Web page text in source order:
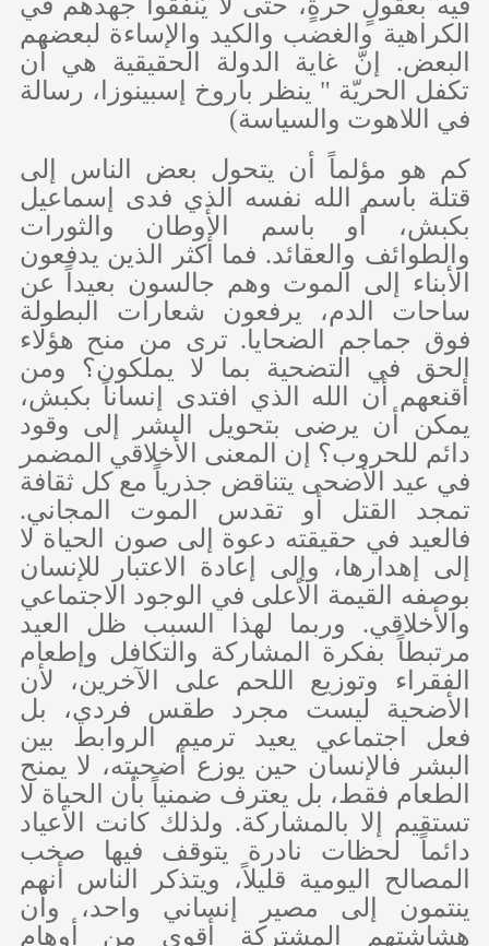
الكراهية والغضب والكيد والإساءة لبعضهم
البعض. إنّ غاية الدولة الحقيقية هي أن
تكفل الحريّة " ينظر باروخ إسبينوزا، رسالة
في اللاهوت والسياسة)
كم هو مؤلماً أن يتحول بعض الناس إلى
قتلة باسم الله نفسه الذي فدى إسماعيل
بكبش، أو باسم الأوطان والثورات
والطوائف والعقائد. فما أكثر الذين يدفعون
الأبناء إلى الموت وهم جالسون بعيداً عن
ساحات الدم، يرفعون شعارات البطولة
فوق جماجم الضحايا. ترى من منح هؤلاء
الحق في التضحية بما لا يملكون؟ ومن
أقنعهم أن الله الذي افتدى إنساناً بكبش،
يمكن أن يرضى بتحويل البشر إلى وقود
دائم للحروب؟ إن المعنى الأخلاقي المضمر
في عيد الأضحى يتناقض جذرياً مع كل ثقافة
تمجد القتل أو تقدس الموت المجاني.
فالعيد في حقيقته دعوة إلى صون الحياة لا
إلى إهدارها، وإلى إعادة الاعتبار للإنسان
بوصفه القيمة الأعلى في الوجود الاجتماعي
والأخلاقي. وربما لهذا السبب ظل العيد
مرتبطاً بفكرة المشاركة والتكافل وإطعام
الفقراء وتوزيع اللحم على الآخرين، لأن
الأضحية ليست مجرد طقس فردي، بل
فعل اجتماعي يعيد ترميم الروابط بين
البشر فالإنسان حين يوزع أضحيته، لا يمنح
الطعام فقط، بل يعترف ضمنياً بأن الحياة لا
تستقيم إلا بالمشاركة. ولذلك كانت الأعياد
دائماً لحظات نادرة يتوقف فيها صخب
المصالح اليومية قليلاً، ويتذكر الناس أنهم
ينتمون إلى مصير إنساني واحد، وأن
هشاشتهم المشتركة أقوى من أوهام